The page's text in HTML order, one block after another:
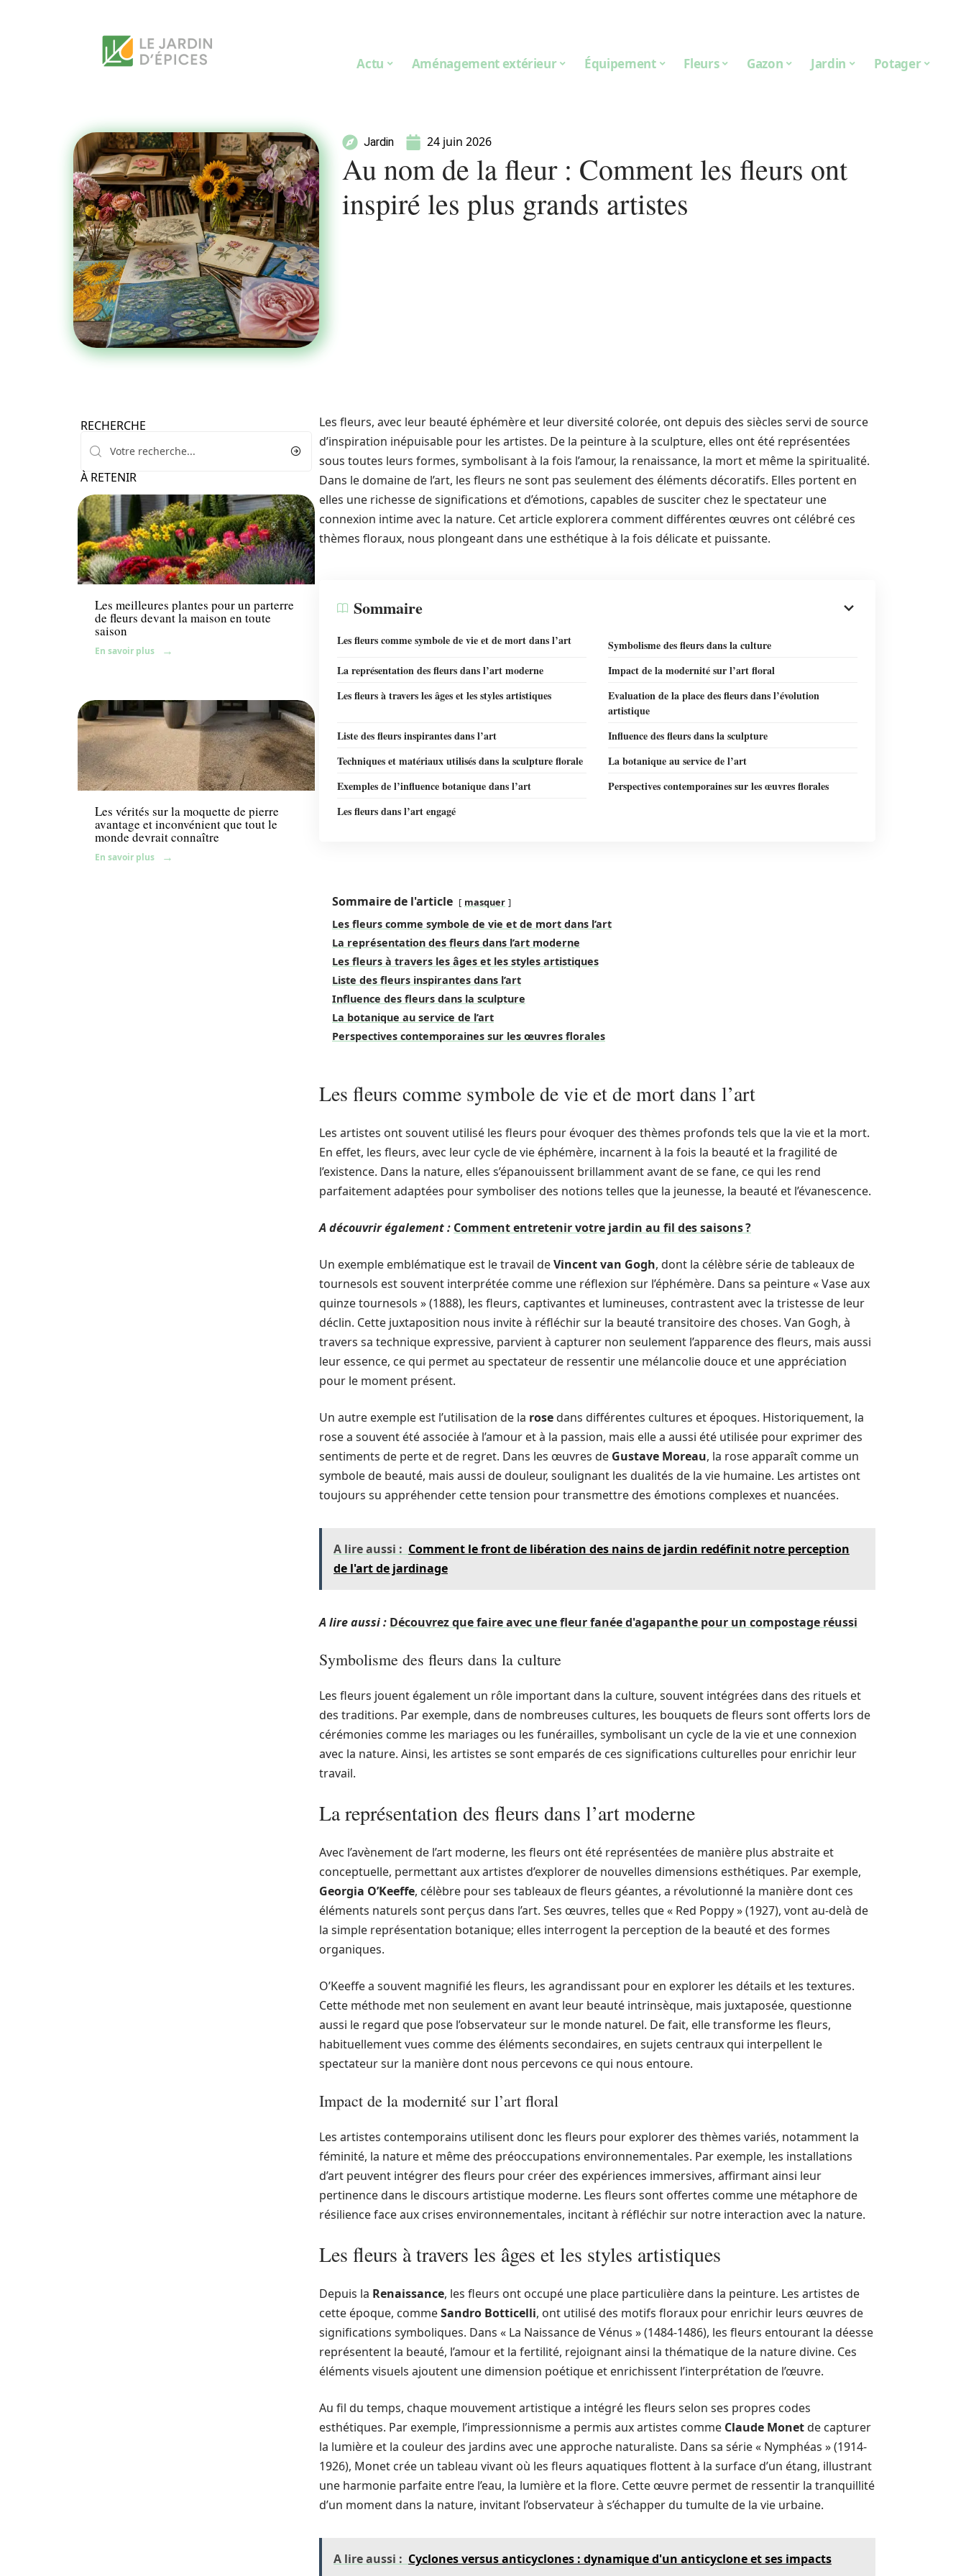
Actu Aménagement extérieur Équipement Fleurs Gazon Jardin Potager
Jardin 24 juin 2026
Au nom de la fleur : Comment les fleurs ont
inspiré les plus grands artistes
RECHERCHE
À RETENIR
Fleurs
Les meilleures plantes pour un parterre
de fleurs devant la maison en toute
saison
En savoir plus
Aménagement extérieur
Les vérités sur la moquette de pierre
avantage et inconvénient que tout le
monde devrait connaître
En savoir plus
Les fleurs, avec leur beauté éphémère et leur diversité colorée, ont depuis des siècles servi de source
d’inspiration inépuisable pour les artistes. De la peinture à la sculpture, elles ont été représentées
sous toutes leurs formes, symbolisant à la fois l’amour, la renaissance, la mort et même la spiritualité.
Dans le domaine de l’art, les fleurs ne sont pas seulement des éléments décoratifs. Elles portent en
elles une richesse de significations et d’émotions, capables de susciter chez le spectateur une
connexion intime avec la nature. Cet article explorera comment différentes œuvres ont célébré ces
thèmes floraux, nous plongeant dans une esthétique à la fois délicate et puissante.
Sommaire
Les fleurs comme symbole de vie et de mort dans l’art
Symbolisme des fleurs dans la culture
La représentation des fleurs dans l’art moderne
Impact de la modernité sur l’art floral
Les fleurs à travers les âges et les styles artistiques
Evaluation de la place des fleurs dans l’évolution
artistique
Liste des fleurs inspirantes dans l’art
Influence des fleurs dans la sculpture
Techniques et matériaux utilisés dans la sculpture florale
La botanique au service de l’art
Exemples de l’influence botanique dans l’art
Perspectives contemporaines sur les œuvres florales
Les fleurs dans l’art engagé
Sommaire de l'article masquer
Les fleurs comme symbole de vie et de mort dans l’art
La représentation des fleurs dans l’art moderne
Les fleurs à travers les âges et les styles artistiques
Liste des fleurs inspirantes dans l’art
Influence des fleurs dans la sculpture
La botanique au service de l’art
Perspectives contemporaines sur les œuvres florales
Les fleurs comme symbole de vie et de mort dans l’art
Les artistes ont souvent utilisé les fleurs pour évoquer des thèmes profonds tels que la vie et la mort.
En effet, les fleurs, avec leur cycle de vie éphémère, incarnent à la fois la beauté et la fragilité de
l’existence. Dans la nature, elles s’épanouissent brillamment avant de se fane, ce qui les rend
parfaitement adaptées pour symboliser des notions telles que la jeunesse, la beauté et l’évanescence.
A découvrir également : Comment entretenir votre jardin au fil des saisons ?
Un exemple emblématique est le travail deVincent van Gogh, dont la célèbre série de tableaux de
tournesols est souvent interprétée comme une réflexion sur l’éphémère. Dans sa peinture « Vase aux
quinze tournesols » (1888), les fleurs, captivantes et lumineuses, contrastent avec la tristesse de leur
déclin. Cette juxtaposition nous invite à réfléchir sur la beauté transitoire des choses. Van Gogh, à
travers sa technique expressive, parvient à capturer non seulement l’apparence des fleurs, mais aussi
leur essence, ce qui permet au spectateur de ressentir une mélancolie douce et une appréciation
pour le moment présent.
Un autre exemple est l’utilisation de la rosedans différentes cultures et époques. Historiquement, la
rose a souvent été associée à l’amour et à la passion, mais elle a aussi été utilisée pour exprimer des
sentiments de perte et de regret. Dans les œuvres de Gustave Moreau, la rose apparaît comme un
symbole de beauté, mais aussi de douleur, soulignant les dualités de la vie humaine. Les artistes ont
toujours su appréhender cette tension pour transmettre des émotions complexes et nuancées.
A lire aussi : Comment le front de libération des nains de jardin redéfinit notre perception
de l'art de jardinage
A lire aussi : Découvrez que faire avec une fleur fanée d'agapanthe pour un compostage réussi
Symbolisme des fleurs dans la culture
Les fleurs jouent également un rôle important dans la culture, souvent intégrées dans des rituels et
des traditions. Par exemple, dans de nombreuses cultures, les bouquets de fleurs sont offerts lors de
cérémonies comme les mariages ou les funérailles, symbolisant un cycle de la vie et une connexion
avec la nature. Ainsi, les artistes se sont emparés de ces significations culturelles pour enrichir leur
travail.
La représentation des fleurs dans l’art moderne
Avec l’avènement de l’art moderne, les fleurs ont été représentées de manière plus abstraite et
conceptuelle, permettant aux artistes d’explorer de nouvelles dimensions esthétiques. Par exemple,
Georgia O’Keeffe, célèbre pour ses tableaux de fleurs géantes, a révolutionné la manière dont ces
éléments naturels sont perçus dans l’art. Ses œuvres, telles que « Red Poppy » (1927), vont au-delà de
la simple représentation botanique; elles interrogent la perception de la beauté et des formes
organiques.
O’Keeffe a souvent magnifié les fleurs, les agrandissant pour en explorer les détails et les textures.
Cette méthode met non seulement en avant leur beauté intrinsèque, mais juxtaposée, questionne
aussi le regard que pose l’observateur sur le monde naturel. De fait, elle transforme les fleurs,
habituellement vues comme des éléments secondaires, en sujets centraux qui interpellent le
spectateur sur la manière dont nous percevons ce qui nous entoure.
Impact de la modernité sur l’art floral
Les artistes contemporains utilisent donc les fleurs pour explorer des thèmes variés, notamment la
féminité, la nature et même des préoccupations environnementales. Par exemple, les installations
d’art peuvent intégrer des fleurs pour créer des expériences immersives, affirmant ainsi leur
pertinence dans le discours artistique moderne. Les fleurs sont offertes comme une métaphore de
résilience face aux crises environnementales, incitant à réfléchir sur notre interaction avec la nature.
Les fleurs à travers les âges et les styles artistiques
Depuis la Renaissance, les fleurs ont occupé une place particulière dans la peinture. Les artistes de
cette époque, commeSandro Botticelli, ont utilisé des motifs floraux pour enrichir leurs œuvres de
significations symboliques. Dans « La Naissance de Vénus » (1484-1486), les fleurs entourant la déesse
représentent la beauté, l’amour et la fertilité, rejoignant ainsi la thématique de la nature divine. Ces
éléments visuels ajoutent une dimension poétique et enrichissent l’interprétation de l’œuvre.
Au fil du temps, chaque mouvement artistique a intégré les fleurs selon ses propres codes
esthétiques. Par exemple, l’impressionnisme a permis aux artistes comme Claude Monetde capturer
la lumière et la couleur des jardins avec une approche naturaliste. Dans sa série « Nymphéas » (1914-
1926), Monet crée un tableau vivant où les fleurs aquatiques flottent à la surface d’un étang, illustrant
une harmonie parfaite entre l’eau, la lumière et la flore. Cette œuvre permet de ressentir la tranquillité
d’un moment dans la nature, invitant l’observateur à s’échapper du tumulte de la vie urbaine.
A lire aussi : Cyclones versus anticyclones : dynamique d'un anticyclone et ses impacts